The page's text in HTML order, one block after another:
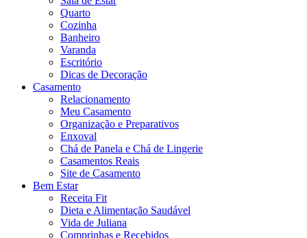
Quarto
Cozinha
Banheiro
Varanda
Escritório
Dicas de Decoração
Casamento
Relacionamento
Meu Casamento
Organização e Preparativos
Enxoval
Chá de Panela e Chá de Lingerie
Casamentos Reais
Site de Casamento
Bem Estar
Receita Fit
Dieta e Alimentação Saudável
Vida de Juliana
Comprinhas e Recebidos